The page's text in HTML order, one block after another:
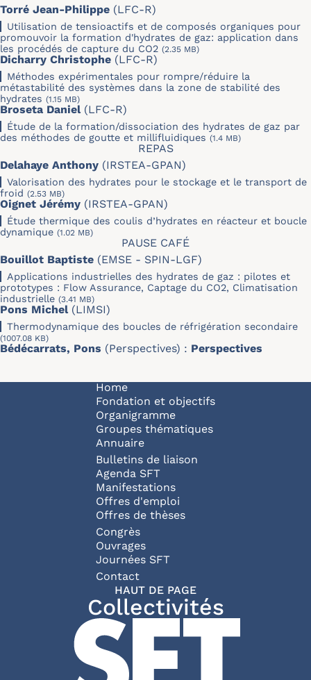
Torré Jean-Philippe (LFC-R)
Utilisation de tensioactifs et de composés organiques pour
promouvoir la formation d'hydrates de gaz: application dans
les procédés de capture du CO2 (2.35 MB)
Dicharry Christophe (LFC-R)
Méthodes expérimentales pour rompre/réduire la
métastabilité des systèmes dans la zone de stabilité des
hydrates (1.15 MB)
Broseta Daniel(LFC-R)
Étude de la formation/dissociation des hydrates de gaz par
des méthodes de goutte et millifluidiques (1.4 MB)
REPAS
Delahaye Anthony (IRSTEA-GPAN)
Valorisation des hydrates pour le stockage et le transport de
froid (2.53 MB)
Oignet Jérémy (IRSTEA-GPAN)
Étude thermique des coulis d’hydrates en réacteur et boucle
dynamique (1.02 MB)
PAUSE CAFÉ
Bouillot Baptiste (EMSE - SPIN-LGF)
Applications industrielles des hydrates de gaz : pilotes et
prototypes : Flow Assurance, Captage du CO2, Climatisation
industrielle (3.41 MB)
Pons Michel(LIMSI)
Thermodynamique des boucles de réfrigération secondaire
(1007.08 KB)
Bédécarrats, Pons (Perspectives) : Perspectives
Navigation principale
Home
Fondation et objectifs
Organigramme
Groupes thématiques
Annuaire
Bulletins de liaison
Agenda SFT
Manifestations
Offres d'emploi
Offres de thèses
Congrès
Ouvrages
Journées SFT
Pied de page
Contact
HAUT DE PAGE
Collectivités